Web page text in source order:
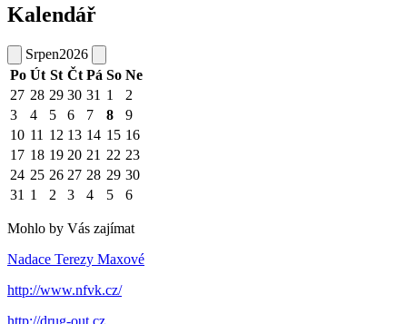
Kalendář
Srpen2026
Po Út St Čt Pá So Ne
27 28 29 30 31 1
2
3
4 5 6 7 8
9
10 11 12 13 14 15 16
17 18 19 20 21 22 23
24 25 26 27 28 29 30
31 1 2 3 4 5 6
Mohlo by Vás zajímat
Nadace Terezy Maxové
http://www.nfvk.cz/